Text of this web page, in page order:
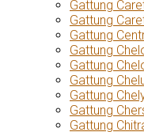
Gattung
Gattung
Gattung
Gattung
Gattung
Gattung
Gattung
Gattung
Gattung